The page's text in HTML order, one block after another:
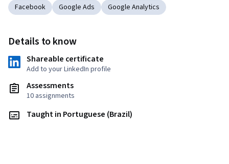
Facebook Google Ads Google Analytics
Details to know
Shareable certificate
Add to your LinkedIn profile
Assessments
10 assignments
Taught in Portuguese (Brazil)